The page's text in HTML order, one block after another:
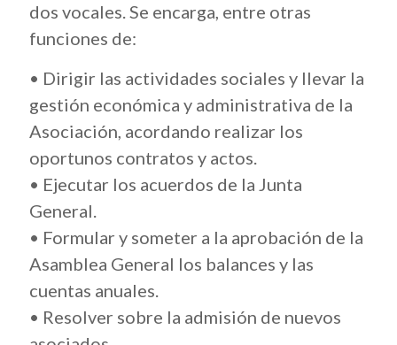
dos vocales. Se encarga, entre otras
funciones de:
• Dirigir las actividades sociales y llevar la
gestión económica y administrativa de la
Asociación, acordando realizar los
oportunos contratos y actos.
• Ejecutar los acuerdos de la Junta
General.
• Formular y someter a la aprobación de la
Asamblea General los balances y las
cuentas anuales.
• Resolver sobre la admisión de nuevos